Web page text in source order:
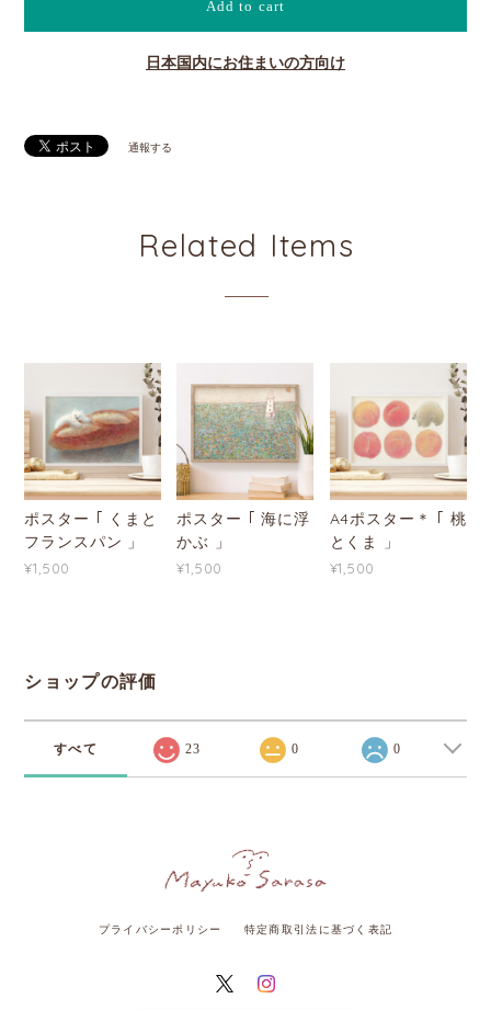
Add to cart
日本国内にお住まいの方向け
通報する
Related Items
ポスター ｢ くまと
フランスパン 」
¥1,500
ポスター ｢ 海に浮
かぶ 」
¥1,500
A4ポスター＊ ｢ 桃
とくま 」
¥1,500
ショップの評価
すべて 23 0 0
プライバシーポリシー 特定商取引法に基づく表記